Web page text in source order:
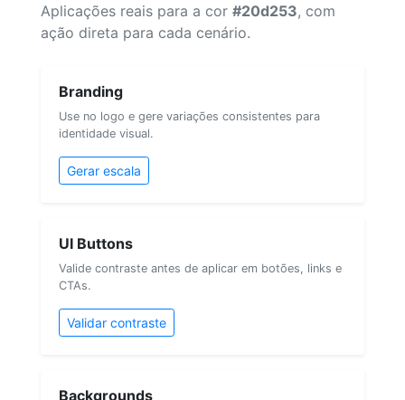
Aplicações reais para a cor #20d253, com
ação direta para cada cenário.
Branding
Use no logo e gere variações consistentes para
identidade visual.
Gerar escala
UI Buttons
Valide contraste antes de aplicar em botões, links e
CTAs.
Validar contraste
Backgrounds